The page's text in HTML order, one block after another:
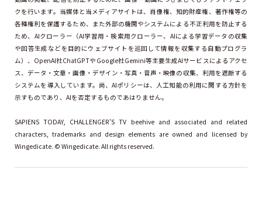
クを行います。当媒体と当メディアサイトは、肖像権、知的財産権、著作権等の
各種権利を保護するため、また外部の機関やシステムによる不正利用を防止する
ため、AIクローラー（AI学習用・検索用クローラー、AIによる学習データの収集
や回答生成などを目的にウェブサイトを巡回して情報を収集する自動プログラ
ム）、OpenAI社ChatGPTやGoogle社Gemini等主要生成AIサービスによるアクセ
ス、データ・文章・画像・デザイン・写真・音声・映像の収集、利用を遮断する
システムを導入しています。尚、AIポリシーは、人工知能の利用に関する方針を
示すものであり、AIを否定するものであはりません。
SAPIENS TODAY, CHALLENGER’S TV beehive and associated and related
characters, trademarks and design elements are owned and licensed by
Wingedicate. © Wingedicate. All rights reserved.